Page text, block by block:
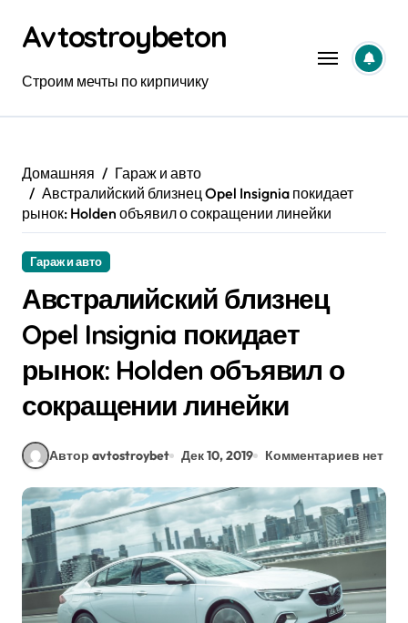
содержанию
Avtostroybeton
Строим мечты по кирпичику
Домашняя
Гараж и авто
Австралийский близнец Opel Insignia покидает
рынок: Holden объявил о сокращении линейки
Гараж и авто
Австралийский близнец
Opel Insignia покидает
рынок: Holden объявил о
сокращении линейки
Автор avtostroybet Дек 10, 2019 Комментариев нет